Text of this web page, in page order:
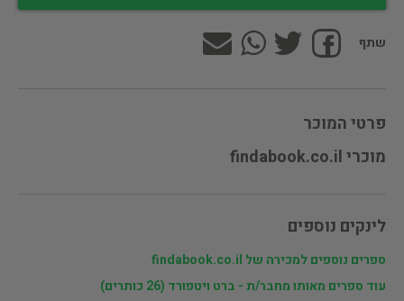
שתף
פרטי המוכר
מוכרי findabook.co.il
לינקים נוספים
ספרים נוספים למכירה של findabook.co.il
עוד ספרים מאותו מחבר/ת - ברט ויטפורד (26 כותרים)